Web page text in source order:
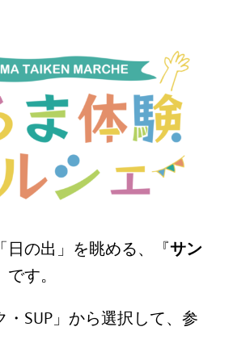
日の出」を眺める、『サン
です。
・SUP」から選択して、参